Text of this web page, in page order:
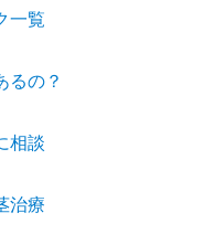
一覧
るの？
相談
治療